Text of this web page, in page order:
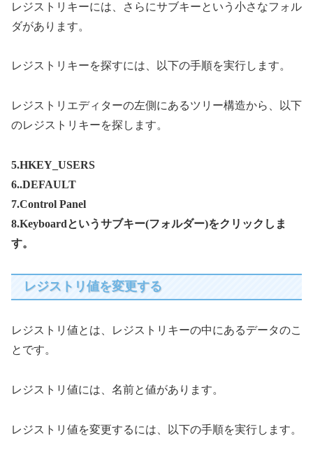
レジストリキーには、さらにサブキーという小さなフォル
ダがあります。
レジストリキーを探すには、以下の手順を実行します。
レジストリエディターの左側にあるツリー構造から、以下
のレジストリキーを探します。
5.HKEY_USERS
6..DEFAULT
7.Control Panel
8.Keyboardというサブキー(フォルダー)をクリックしま
す。
レジストリ値を変更する
レジストリ値とは、レジストリキーの中にあるデータのこ
とです。
レジストリ値には、名前と値があります。
レジストリ値を変更するには、以下の手順を実行します。